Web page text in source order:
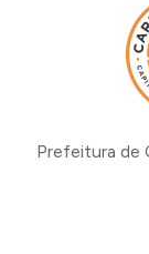
Prefeitura de